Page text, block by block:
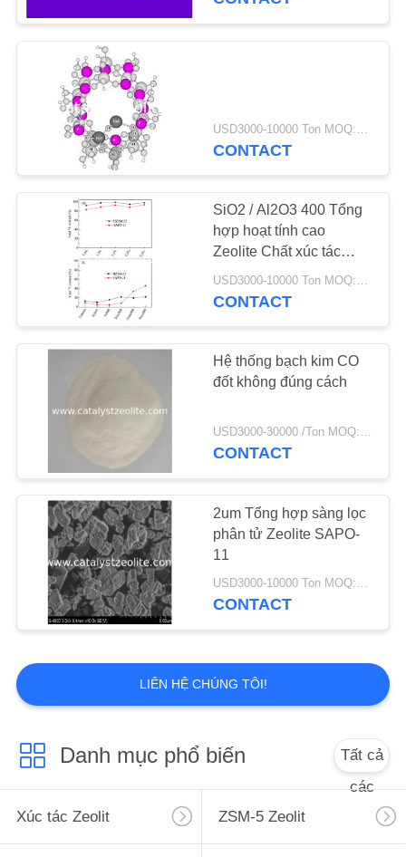
CONTACT
SiO2 / Al2O3 400 Tổng
hợp hoạt tính cao
Zeolite Chất xúc tác
SAPO-11
CONTACT
Hệ thống bạch kim CO
đốt không đúng cách
USD3000-30000 /Ton MOQ:1 kg
CONTACT
2um Tổng hợp sàng lọc
phân tử Zeolite SAPO-
11
USD3000-10000 Ton MOQ:1 kg
CONTACT
LIÊN HỆ CHÚNG TÔI!
Danh mục phổ biến
Tất cả
các
Xúc tác Zeolit
ZSM-5 Zeolit